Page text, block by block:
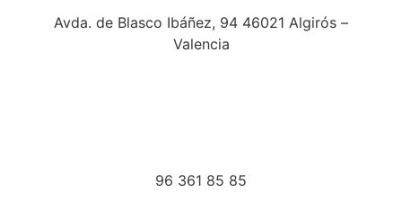
Avda. de Blasco Ibáñez, 94 46021 Algirós –
Valencia
96 361 85 85